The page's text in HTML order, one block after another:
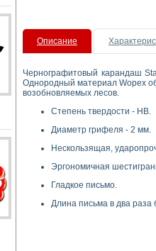
Описание
Чернографитовый карандаш
Однородный материал Wopex
возобновляемых лесов.
Степень твердости - HB.
Диаметр грифеля - 2 мм.
Нескользящая,
Эргономичная
Гладкое письмо.
Длина письма в два раза